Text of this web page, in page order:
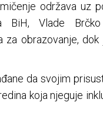
održava uz
BiH, Vlade
za obrazovanje,
da svojim
koja njeguje